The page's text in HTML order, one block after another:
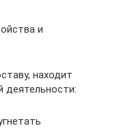
и
находит
деятельности: